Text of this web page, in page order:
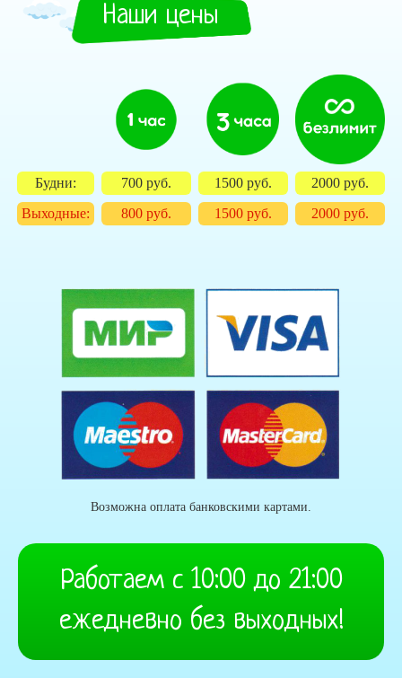
Наши цены
Будни: 700 руб. 1500 руб.
2000 руб.
Выходные:
800 руб. 1500 руб. 2000 руб.
Возможна оплата банковскими картами.
Работаем с 10:00 до 21:00
ежедневно без выходных!